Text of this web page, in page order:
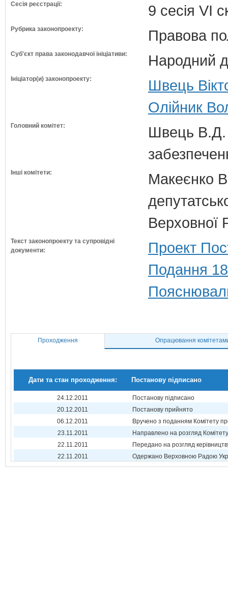
Сесія реєстрації: 9 сесія VI
Рубрика законопроекту: Правова
Суб'єкт права законодавчої ініціативи: Народний
Ініціатор(и) законопроекту:
Швець
Олійник
Головний комітет:
Швець В.Д.
Інші комітети:
Макеєнко
Верховної
Текст законопроекту та супровідні
документи:
Проект
Подання
Проходження Опрацювання
Дати та стан проходження: Постанову підписано
24.12.2011
Постанову підписано
20.12.2011
Постанову прийнято
06.12.2011
Вручено з поданням Комітету
23.11.2011
Направлено на розгляд Комітету
22.11.2011
Передано на розгляд
22.11.2011
Одержано Верховною Радою